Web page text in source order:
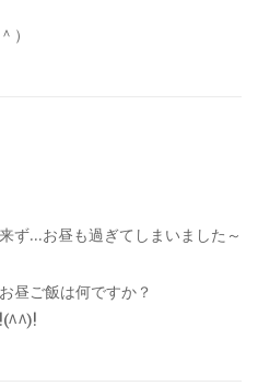
）
ず…お昼も過ぎてしまいました～
昼ご飯は何ですか？